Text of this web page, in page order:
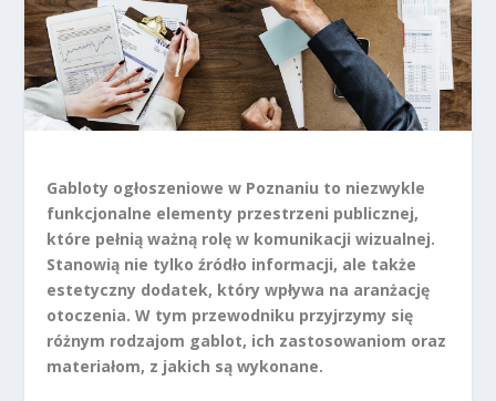
Gabloty ogłoszeniowe w Poznaniu to niezwykle
funkcjonalne elementy przestrzeni publicznej,
które pełnią ważną rolę w komunikacji wizualnej.
Stanowią nie tylko źródło informacji, ale także
estetyczny dodatek, który wpływa na aranżację
otoczenia. W tym przewodniku przyjrzymy się
różnym rodzajom gablot, ich zastosowaniom oraz
materiałom, z jakich są wykonane.